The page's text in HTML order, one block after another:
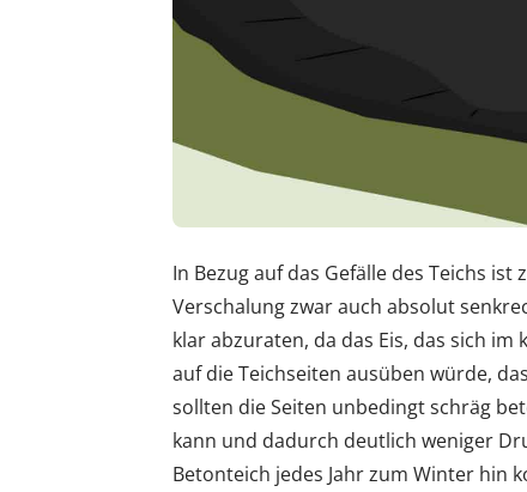
In Bezug auf das Gefälle des Teichs
Verschalung zwar auch absolut
klar abzuraten, da das Eis, das sich
auf die Teichseiten ausüben würde,
sollten die Seiten unbedingt schräg
kann und dadurch deutlich weniger
Betonteich jedes Jahr zum Winter hin